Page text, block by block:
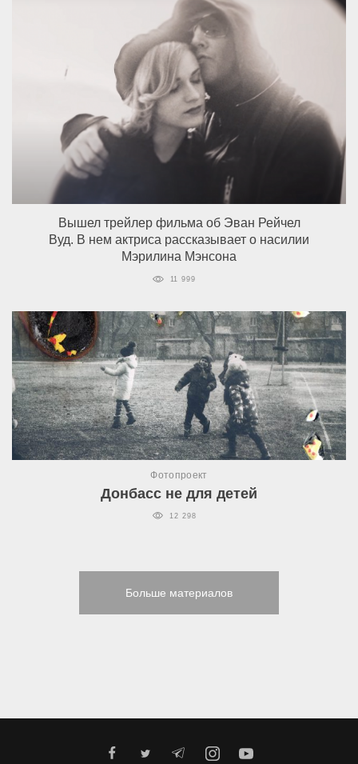
Вышел трейлер фильма об Эван Рейчел
Вуд. В нем актриса рассказывает о насилии
Мэрилина Мэнсона
11 999
Фотопроект
Донбасс не для детей
12 298
Больше материалов